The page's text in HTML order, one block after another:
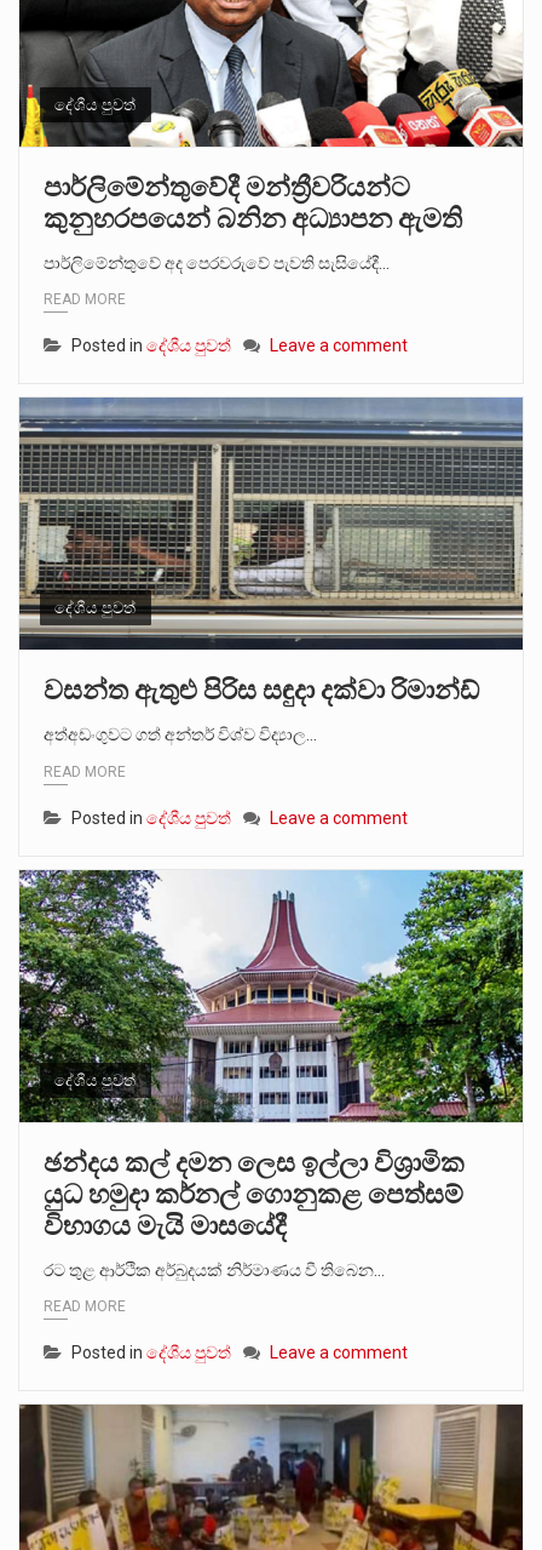
දේශීය පුවත්
පාර්ලිමේන්තුවේදී මන්ත්‍රීවරියන්ට
කුනුහරපයෙන් බනින අධ්‍යාපන ඇමති
පාර්ලිමේන්තුවේ අද පෙරවරුවේ පැවති සැසියේදී…
READ MORE
Posted in දේශීය පුවත් Leave a comment
දේශීය පුවත්
වසන්ත ඇතුළු පිරිස සඳුදා දක්වා රිමාන්ඩ්
අත්අඩංගුවට ගත් අන්තර් විශ්ව විද්‍යාල…
READ MORE
Posted in දේශීය පුවත් Leave a comment
දේශීය පුවත්
ඡන්දය කල් දමන ලෙස ඉල්ලා විශ්‍රාමික
යුධ හමුදා කර්නල් ගොනුකළ පෙත්සම්
විභාගය මැයි මාසයේදී
රට තුළ ආර්ථික අර්බුදයක් නිර්මාණය වී තිබෙන…
READ MORE
Posted in දේශීය පුවත් Leave a comment